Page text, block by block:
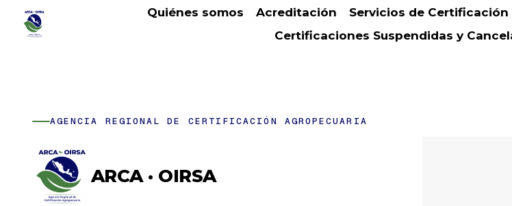
Quiénes somos Acreditación Servicios de Certificación
Certificaciones Suspendidas y
AGENCIA REGIONAL DE CERTIFICACIÓN AGROPECUARIA
ARCA · OIRSA